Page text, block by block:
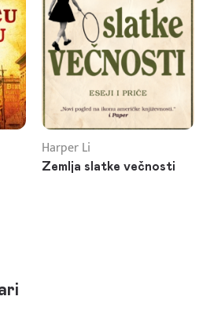
Harper Li
Zemlja slatke večnosti